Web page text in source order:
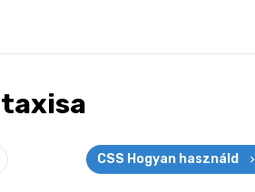
CSS Hogyan használd